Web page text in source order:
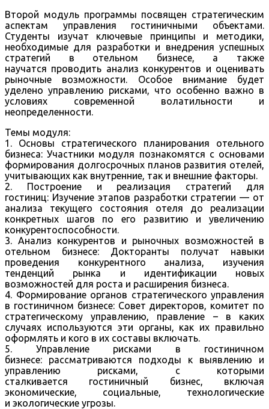
Второй модуль программы посвящен стратегическим
аспектам управления гостиничными объектами.
Студенты изучат ключевые принципы и методики,
необходимые для разработки и внедрения успешных
стратегий в отельном бизнесе, а также
научатся проводить анализ конкурентов и оценивать
рыночные возможности. Особое внимание будет
уделено управлению рисками, что особенно важно в
условиях современной волатильности и
неопределенности.
Темы модуля:
1. Основы стратегического планирования отельного
бизнеса: Участники модуля познакомятся с основами
формирования долгосрочных планов развития отелей,
учитывающих как внутренние, так и внешние факторы.
2. Построение и реализация стратегий для
гостиниц: Изучение этапов разработки стратегии — от
анализа текущего состояния отеля до реализации
конкретных шагов по его развитию и увеличению
конкурентоспособности.
3. Анализ конкурентов и рыночных возможностей в
отельном бизнесе: Докторанты получат навыки
проведения конкурентного анализа, изучения
тенденций рынка и идентификации новых
возможностей для роста и расширения бизнеса.
4. Формирование органов стратегического управления
в гостиничном бизнесе: Совет директоров, комитет по
стратегическому управлению, правление – в каких
случаях используются эти органы, как их правильно
оформлять и кого в их составы включать.
5. Управление рисками в гостиничном
бизнесе: рассматриваются подходы к выявлению и
управлению рисками, с которыми
сталкивается гостиничный бизнес, включая
экономические, социальные, технологические
и экологические угрозы.